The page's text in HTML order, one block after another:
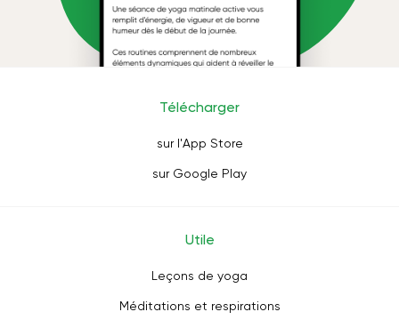
Télécharger
sur l'App Store
sur Google Play
Utile
Leçons de yoga
Méditations et respirations